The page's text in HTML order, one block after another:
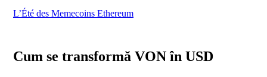
L’Été des Memecoins Ethereum
Cum se transformă VON în USD